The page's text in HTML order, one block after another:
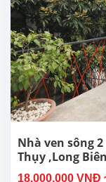
Nhà ven sông
Thụy ,Long Biên
18,000,000 VNĐ